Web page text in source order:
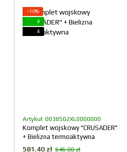
−10%
4
4
Artykuł: 0038502XL0000000
Komplet wojskowy "CRUSADER"
+ Bielizna termoaktywna
581.40 zł 646.00 zł